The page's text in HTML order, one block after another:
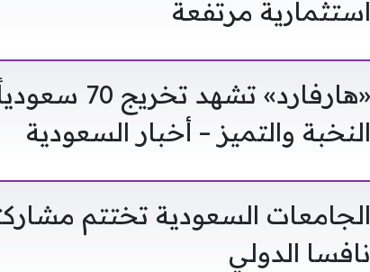
استثمارية مرتفعة
«هارفارد»
النخبة والتميز – أخبار السعودية
الجامعات السعودية تختتم
نافسا الدولي